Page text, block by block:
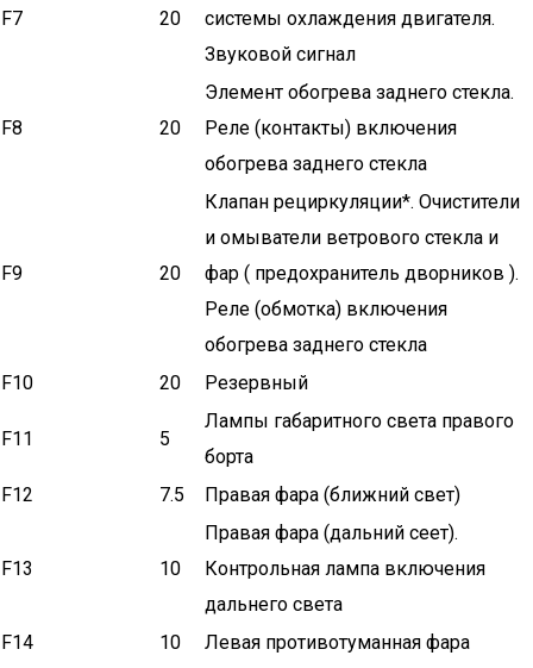
F7 20
системы охлаждения двигателя.
Звуковой сигнал
F8 20
Элемент обогрева заднего стекла.
Реле (контакты) включения
обогрева заднего стекла
F9 20
Клапан рециркуляции*. Очистители
и омыватели ветрового стекла и
фар ( предохранитель дворников ).
Реле (обмотка) включения
обогрева заднего стекла
F10
20 Резервный
F11 5
Лампы габаритного света правого
борта
F12
7.5 Правая фара (ближний свет)
F13 10
Правая фара (дальний сеет).
Контрольная лампа включения
дальнего света
F14
10 Левая противотуманная фара